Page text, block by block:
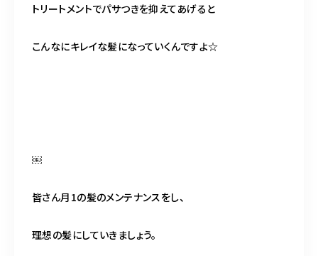
トリートメントでパサつきを抑えてあげると
こんなにキレイな髪になっていくんですよ☆
￼
皆さん月1の髪のメンテナンスをし、
理想の髪にしていきましょう。